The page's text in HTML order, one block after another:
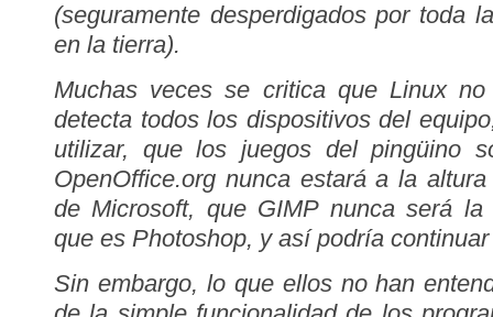
(seguramente desperdigados por toda
en la tierra).
Muchas veces se critica que Linux
detecta todos los dispositivos del
utilizar, que los juegos del pingüino
OpenOffice.org nunca estará a la
de Microsoft, que GIMP nunca será la
que es Photoshop, y así podría
Sin embargo, lo que ellos no han